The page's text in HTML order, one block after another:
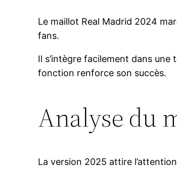
Le maillot Real Madrid 2024
fans.
Il s’intègre facilement dans
fonction renforce son succès.
Analyse du
La version 2025 attire